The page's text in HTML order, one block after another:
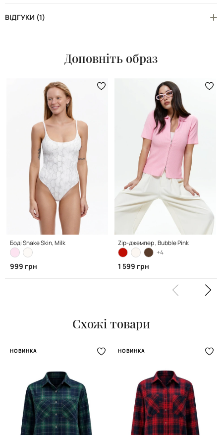
ВІДГУКИ (1)
Доповніть образ
Боді Snake Skin, Milk
999 грн
Zip-джемпер , Bubble Pink
+4
1 599 грн
Схожі товари
НОВИНКА НОВИНКА